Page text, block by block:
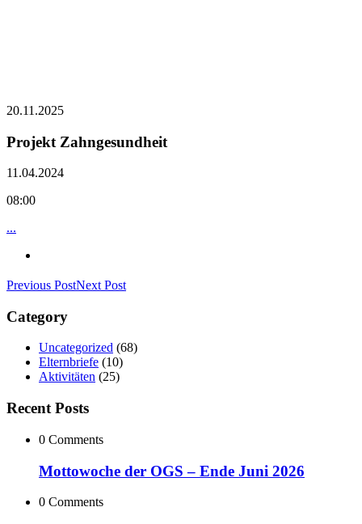
20.11.2025
Projekt Zahngesundheit
11.04.2024
08:00
...
Previous PostNext Post
Category
Uncategorized (68)
Elternbriefe (10)
Aktivitäten (25)
Recent Posts
0 Comments
Mottowoche der OGS – Ende Juni 2026
0 Comments